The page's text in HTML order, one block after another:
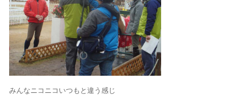
みんなニコニコいつもと違う感じ